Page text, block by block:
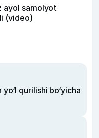
ayol samolyot
(video)
qurilishi bo‘yicha